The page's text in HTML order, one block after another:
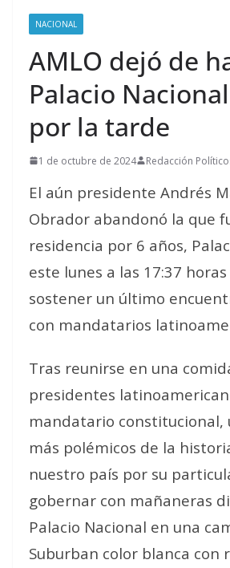
NACIONAL
AMLO dejó de
Palacio
por la tarde
1 de octubre de 2024 Redacción
El aún presidente Andrés
Obrador abandonó la que
residencia por 6 años,
este lunes a las 17:37
sostener un último
con mandatarios
Tras reunirse en una
presidentes
mandatario constitucional,
más polémicos de la
nuestro país por su
gobernar con mañaneras
Palacio Nacional en una
Suburban color blanca con